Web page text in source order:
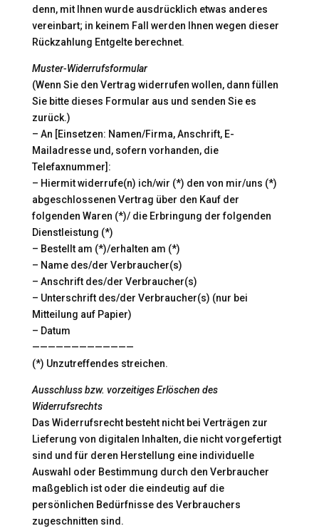
denn, mit Ihnen wurde ausdrücklich etwas anderes
vereinbart; in keinem Fall werden Ihnen wegen dieser
Rückzahlung Entgelte berechnet.
Muster-Widerrufsformular
(Wenn Sie den Vertrag widerrufen wollen, dann füllen
Sie bitte dieses Formular aus und senden Sie es
zurück.)
– An [Einsetzen: Namen/Firma, Anschrift, E-
Mailadresse und, sofern vorhanden, die
Telefaxnummer]:
– Hiermit widerrufe(n) ich/wir (*) den von mir/uns (*)
abgeschlossenen Vertrag über den Kauf der
folgenden Waren (*)/ die Erbringung der folgenden
Dienstleistung (*)
– Bestellt am (*)/erhalten am (*)
– Name des/der Verbraucher(s)
– Anschrift des/der Verbraucher(s)
– Unterschrift des/der Verbraucher(s) (nur bei
Mitteilung auf Papier)
– Datum
—————————————
(*) Unzutreffendes streichen.
Ausschluss bzw. vorzeitiges Erlöschen des
Widerrufsrechts
Das Widerrufsrecht besteht nicht bei Verträgen zur
Lieferung von digitalen Inhalten, die nicht vorgefertigt
sind und für deren Herstellung eine individuelle
Auswahl oder Bestimmung durch den Verbraucher
maßgeblich ist oder die eindeutig auf die
persönlichen Bedürfnisse des Verbrauchers
zugeschnitten sind.